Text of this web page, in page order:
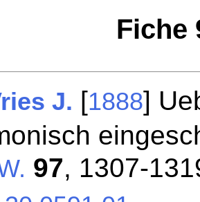
Fiche
J. [1888]
97, 1307-